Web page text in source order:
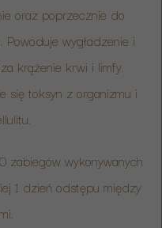
oraz poprzecznie do
Powoduje wygładzenie i
krążenie krwi i limfy.
się toksyn z organizmu i
zabiegów wykonywanych
1 dzień odstępu między